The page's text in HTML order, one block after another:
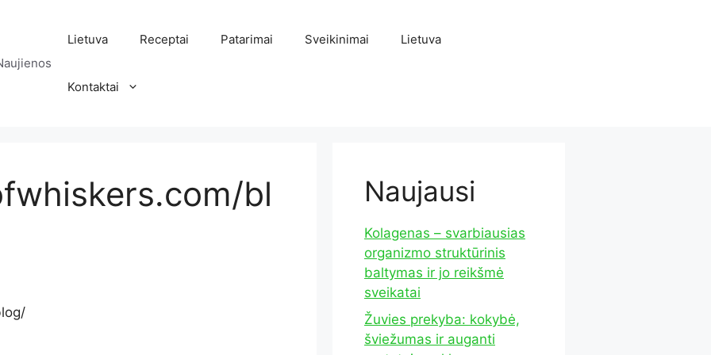
Lietuva Receptai Patarimai Sveikinimai Lietuva
Kontaktai
bl Naujausi
Kolagenas – svarbiausias
organizmo struktūrinis
baltymas ir jo reikšmė
sveikatai
Žuvies prekyba: kokybė,
šviežumas ir auganti